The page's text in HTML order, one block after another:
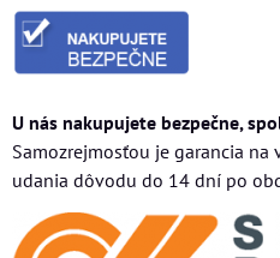
U nás nakupujete bezpečne,
Samozrejmosťou je garancia
udania dôvodu do 14 dní po